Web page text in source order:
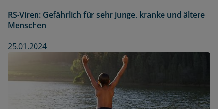
RS-Viren: Gefährlich für sehr junge, kranke und ältere
Menschen
25.01.2024